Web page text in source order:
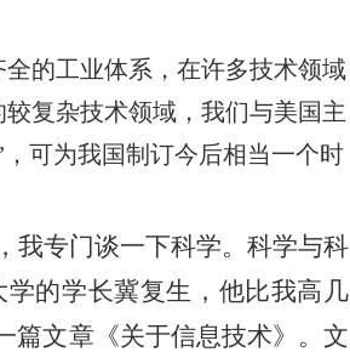
的工业体系，在许多技术领域
复杂技术领域，我们与美国主
，可为我国制订今后相当一个时
我专门谈一下科学。科学与科
学的学长冀复生 ，他比我高几
篇文章《关于信息技术》。文